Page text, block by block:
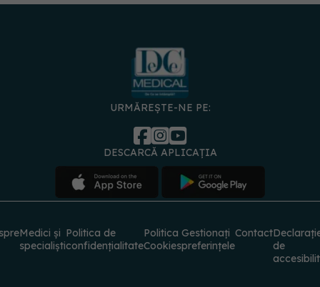
URMĂREȘTE-NE PE:
Medici și Politica de
Politica Gestionați Contact
© 2026 PRESS MEDIA ELECTRONIC S.R.L. Toate drepturile rezervate